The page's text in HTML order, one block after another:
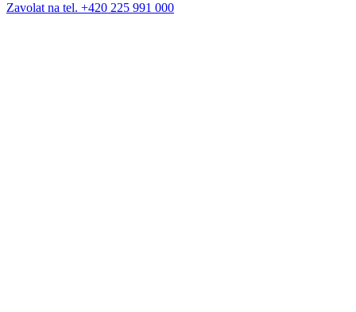
Zavolat na tel. +420 225 991 000